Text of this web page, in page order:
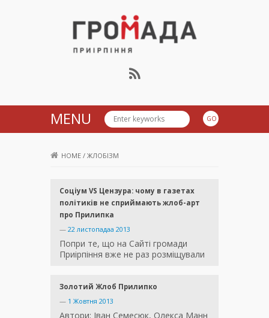
Громада Приірпіння
MENU
HOME / ЖЛОБІЗМ
Соціум VS Цензура: чому в газетах
політиків не сприймають жлоб-арт
про Прилипка
— 22 листопадаа 2013
Попри те, що на Сайті громади
Приірпіння вже не раз розміщували
Золотий Жлоб Прилипко
— 1 Жовтня 2013
Автори: Іван Семесюк, Олекса Манн